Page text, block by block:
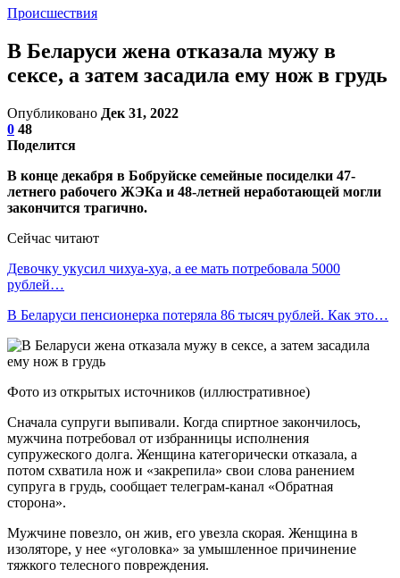
Происшествия
В Беларуси жена отказала мужу в
сексе, а затем засадила ему нож в грудь
Опубликовано Дек 31, 2022
0 48
Поделится
В конце декабря в Бобруйске семейные посиделки 47-
летнего рабочего ЖЭКа и 48-летней неработающей могли
закончится трагично.
Сейчас читают
Девочку укусил чихуа-хуа, а ее мать потребовала 5000
рублей…
В Беларуси пенсионерка потеряла 86 тысяч рублей. Как это…
Фото из открытых источников (иллюстративное)
Сначала супруги выпивали. Когда спиртное закончилось,
мужчина потребовал от избранницы исполнения
супружеского долга. Женщина категорически отказала, а
потом схватила нож и «закрепила» свои слова ранением
супруга в грудь, сообщает телеграм-канал «Обратная
сторона».
Мужчине повезло, он жив, его увезла скорая. Женщина в
изоляторе, у нее «уголовка» за умышленное причинение
тяжкого телесного повреждения.